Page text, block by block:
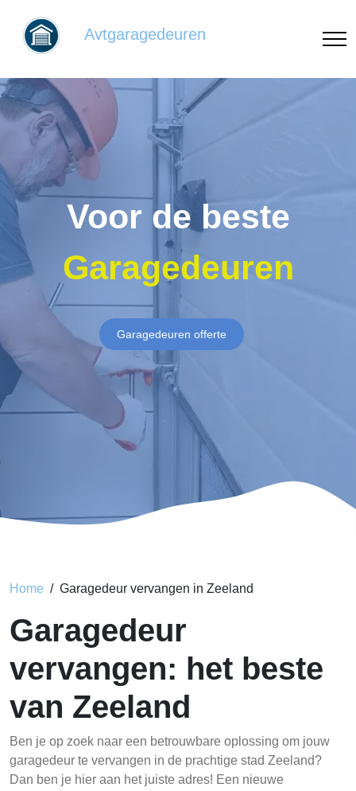
Avtgaragedeuren
Voor de beste
Garagedeuren
Garagedeuren offerte
Home Garagedeur vervangen in Zeeland
Garagedeur
vervangen: het beste
van Zeeland
Ben je op zoek naar een betrouwbare oplossing om jouw
garagedeur te vervangen in de prachtige stad Zeeland?
Dan ben je hier aan het juiste adres! Een nieuwe